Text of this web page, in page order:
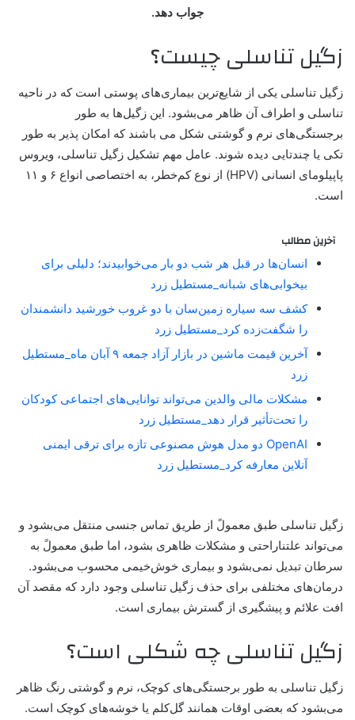
جواب دهد.
زگیل تناسلی چیست؟
زگیل تناسلی یکی از شایع‌ترین بیماری‌های پوستی است که در ناحیه
تناسلی و اطراف آن ظاهر می‌بشود. این زگیل‌ها به طور
برجستگی‌های نرم و گوشتی شکل می باشند که امکان پذیر به طور
تکی یا چندتایی دیده شوند. عامل مهم تشکیل زگیل تناسلی، ویروس
پاپیلومای انسانی (HPV) از نوع کم‌خطر، به اختصاصی انواع ۶ و ۱۱
است.
آخرین مطالب
انسان‌ها در قبل هر شب دو بار می‌خوابیدند؛ دلیلی برای
بیخوابی‌های شبانه_مستطیل زرد
کشف سه سیاره زمین‌سان با دو غروب خورشید دانشمندان
را شگفت‌زده کرد_مستطیل زرد
آخرین قیمت ماشین در بازار آزاد جمعه ۹ آبان ماه_مستطیل
زرد
مشکلات مالی والدین می‌تواند توانایی‌های اجتماعی کودکان
را تحت‌تأثیر قرار دهد_مستطیل زرد
OpenAI دو مدل هوش مصنوعی تازه برای ترقی ایمنی
آنلاین معارفه کرد_مستطیل زرد
زگیل تناسلی طبق معمولً از طریق تماس جنسی منتقل می‌بشود و
می‌تواند علتناراحتی و مشکلات ظاهری بشود، اما طبق معمولً به
سرطان تبدیل نمی‌بشود و بیماری خوش‌خیمی محسوب می‌بشود.
درمان‌های مختلفی برای حذف زگیل تناسلی وجود دارد که مقصد آن
افت علائم و پیشگیری از گسترش بیماری است.
زگیل تناسلی چه شکلی است؟
زگیل تناسلی به طور برجستگی‌های کوچک، نرم و گوشتی رنگ ظاهر
می‌بشود که بعضی اوقات همانند گل‌کلم یا خوشه‌های کوچک است.